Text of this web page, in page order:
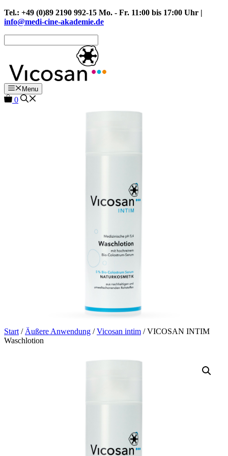
Zum
Inhalt
Tel.: +49 (0)89 2190 992-15 Mo. - Fr. 11:00 bis 17:00 Uhr |
info@medi-cine-akademie.de
Menu
0
Start / Äußere Anwendung /Vicosan intim / VICOSAN INTIM
Waschlotion